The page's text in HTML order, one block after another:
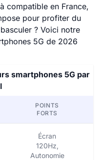
compatible en France,
pour profiter du
? Voici notre
5G de 2026
smartphones 5G par
POINTS
FORTS
Écran
120Hz,
Autonomie